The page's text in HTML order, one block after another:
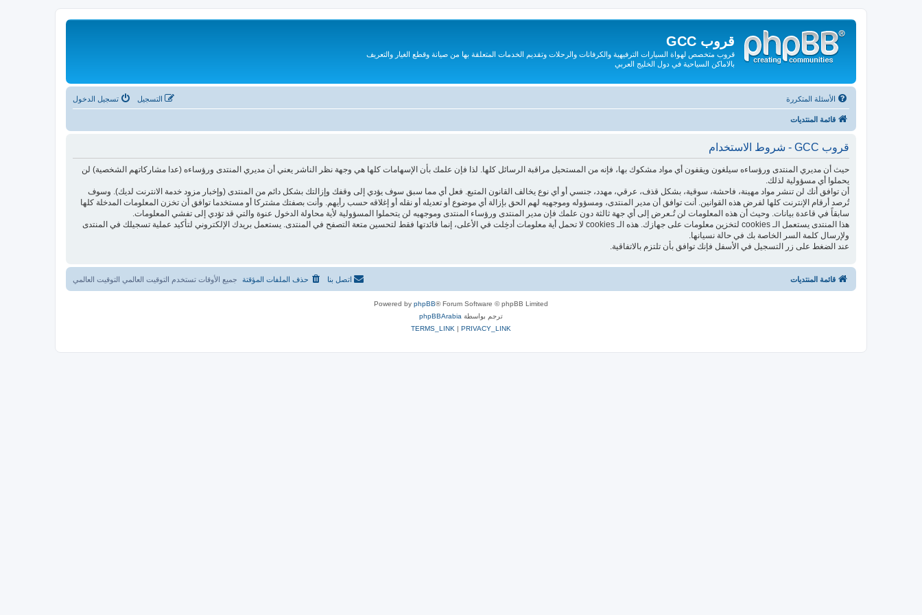
قروب GCC
قروب متخصص لهواة السيارات الترفيهية والكرفانات والرحلات وتقديم الخدمات المتعلقة بها من صيانة وقطع الغيار والتعريف
بالاماكن السياحية في دول الخليج العربي
الأسئلة المتكررة تسجيل الدخول التسجيل
قائمة المنتديات
قروب GCC - شروط الاستخدام
حيث أن مديري المنتدى ورؤساءه سيلغون ويقفون أي مواد مشكوك بها، فإنه من المستحيل مراقبة الرسائل كلها. لذا فإن علمك بأن الإسهامات كلها هي وجهة نظر الناشر يعني أن مديري المنتدى ورؤساءه (عدا مشاركاتهم الشخصية) لن
يحملوا أي مسؤولية لذلك.
أن توافق أنك لن تنشر مواد مهينة، فاحشة، سوقية، بشكل قذف، عرقي، مهدد، جنسي أو أي نوع يخالف القانون المتبع. فعل أي مما سبق سوف يؤدي إلى وقفك وإزالتك بشكل دائم من المنتدى (وإخبار مزود خدمة الانترنت لديك). وسوف
تُرصد أرقام الإنترنت كلها لفرض هذه القوانين. أنت توافق أن مدير المنتدى، ومسؤوله وموجهيه لهم الحق بإزالة أي موضوع أو تعديله أو نقله أو إغلاقه حسب رأيهم. وأنت بصفتك مشتركا أو مستخدما توافق أن تخزن المعلومات المدخلة كلها
سابقاً في قاعدة بيانات. وحيث أن هذه المعلومات لن تُـعرض إلى أي جهة ثالثة دون علمك فإن مدير المنتدى ورؤساء المنتدى وموجهيه لن يتحملوا المسؤولية لأية محاولة الدخول عنوة والتي قد تؤدي إلى تفشي المعلومات.
هذا المنتدى يستعمل الـ cookies لتخزين معلومات على جهازك. هذه الـ cookies لا تحمل أية معلومات أدخِلت في الأعلى، إنما فائدتها فقط لتحسين متعة التصفح في المنتدى. يستعمل بريدك الإلكتروني لتأكيد عملية تسجيلك في المنتدى
ولإرسال كلمة السر الخاصة بك في حالة نسيانها.
عند الضغط على زر التسجيل في الأسفل فإنك توافق بأن تلتزم بالاتفاقية.
قائمة المنتديات جميع الأوقات تستخدم التوقيت العالمي التوقيت العالمي حذف الملفات المؤقتة اتصل بنا
Powered by phpBB® Forum Software © phpBB Limited
ترجم بواسطة phpBBArabia
PRIVACY_LINK
|
TERMS_LINK